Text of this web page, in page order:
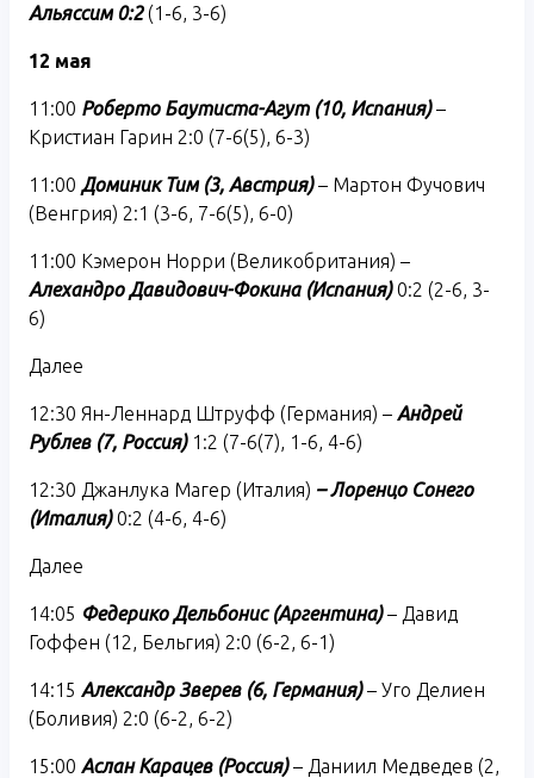
Альяссим 0:2(1-6, 3-6)
12 мая
11:00 Роберто Баутиста-Агут (10, Испания)–
Кристиан Гарин 2:0 (7-6(5), 6-3)
11:00 Доминик Тим (3, Австрия) – Мартон Фучович
(Венгрия) 2:1 (3-6, 7-6(5), 6-0)
11:00 Кэмерон Норри (Великобритания) –
Алехандро Давидович-Фокина (Испания) 0:2 (2-6, 3-
6)
Далее
12:30 Ян-Леннард Штруфф (Германия) – Андрей
Рублев (7, Россия) 1:2 (7-6(7), 1-6, 4-6)
12:30 Джанлука Магер (Италия) – Лоренцо Сонего
(Италия)0:2 (4-6, 4-6)
Далее
14:05 Федерико Дельбонис (Аргентина)– Давид
Гоффен (12, Бельгия) 2:0 (6-2, 6-1)
14:15 Александр Зверев (6, Германия) – Уго Делиен
(Боливия) 2:0 (6-2, 6-2)
15:00 Аслан Карацев (Россия)– Даниил Медведев (2,